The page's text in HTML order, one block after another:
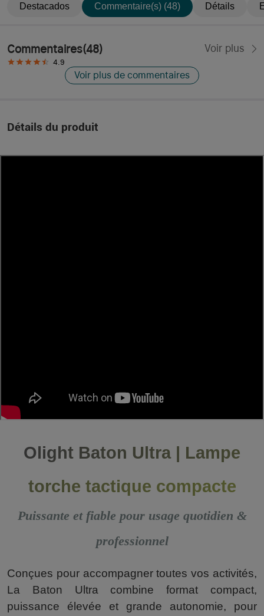
Destacados Commentaire(s) (48) Détails
Commentaires(48) Voir plus
4.9
Voir plus de commentaires
Détails du produit
Olight Baton Ultra | Lampe
torche tactique compacte
Puissante et fiable pour usage quotidien &
professionnel
Conçues pour accompagner toutes vos activités,
La Baton Ultra combine format compact,
puissance élevée et grande autonomie, pour